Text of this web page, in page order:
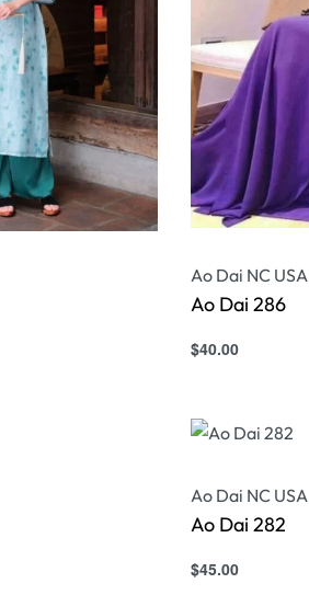
Ao Dai NC USA
Ao Dai 286
$40.00
Ao Dai NC USA
Ao Dai 282
$45.00